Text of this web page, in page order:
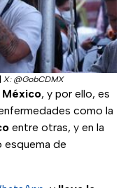
X: @GobCDMX
México, y por ello, es
como la
entre otras, y en la
esquema de